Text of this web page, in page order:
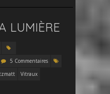
LUMIÈRE
5 Commentaires
Vitraux